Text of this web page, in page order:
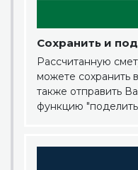
Сохранить и
Рассчитанную
можете сохранить
также отправить
функцию